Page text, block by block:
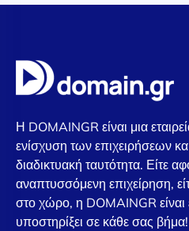
Η DOMAINGR είναι μια
ενίσχυση των επιχειρήσεων
διαδικτυακή ταυτότητα. Είτε
αναπτυσσόμενη επιχείρηση,
στο χώρο, η DOMAINGR
υποστηρίξει σε κάθε σας βήμα!